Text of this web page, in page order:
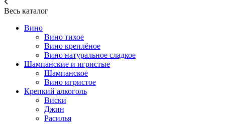
Весь каталог
Вино
Вино тихое
Вино креплёное
Вино натуральное сладкое
Шампанские и игристые
Шампанское
Вино игристое
Крепкий алкоголь
Виски
Джин
Расилья